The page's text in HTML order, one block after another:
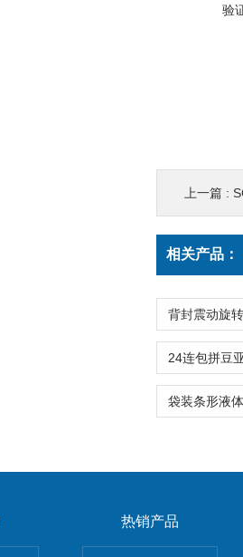
验
上一篇 :
相关产品：
热销产品